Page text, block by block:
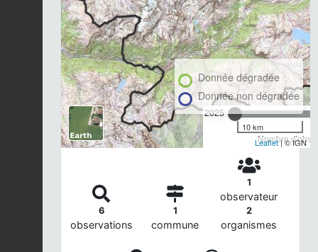
2025
Nombre
Donnée dégradée
Donnée non dégradée
10 km
Leaflet| © IGN
6
observations
1
commune
1
observateur
2
organismes